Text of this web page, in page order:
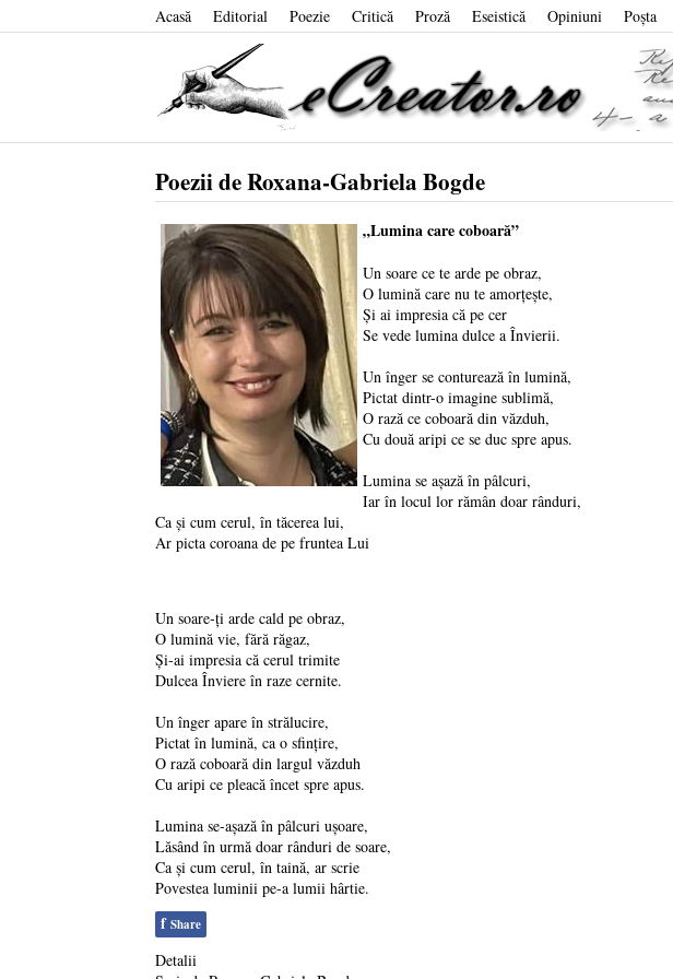
Acasă Editorial Poezie Critică Proză Eseistică Opiniuni Poşta
Poezii de Roxana-Gabriela Bogde
„Lumina care coboară”
Un soare ce te arde pe obraz,
O lumină care nu te amorțește,
Și ai impresia că pe cer
Se vede lumina dulce a Învierii.
Un înger se conturează în lumină,
Pictat dintr-o imagine sublimă,
O rază ce coboară din văzduh,
Cu două aripi ce se duc spre apus.
Lumina se așază în pâlcuri,
Iar în locul lor rămân doar rânduri,
Ca și cum cerul, în tăcerea lui,
Ar picta coroana de pe fruntea Lui
Un soare‑ți arde cald pe obraz,
O lumină vie, fără răgaz,
Și‑ai impresia că cerul trimite
Dulcea Înviere în raze cernite.
Un înger apare în strălucire,
Pictat în lumină, ca o sfințire,
O rază coboară din largul văzduh
Cu aripi ce pleacă încet spre apus.
Lumina se‑așază în pâlcuri ușoare,
Lăsând în urmă doar rânduri de soare,
Ca și cum cerul, în taină, ar scrie
Povestea luminii pe-a lumii hârtie.
f Share
Detalii